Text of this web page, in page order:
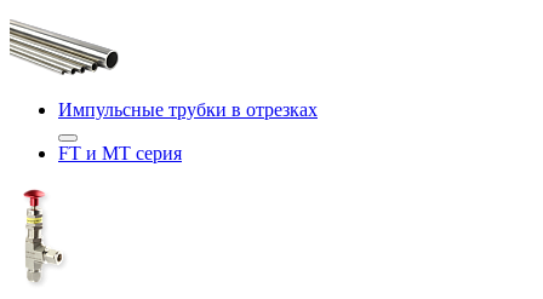
Импульсные трубки в отрезках
FT и MT серия